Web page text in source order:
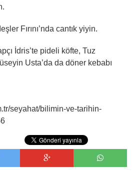
Fırını’nda cantık yiyin.
İdris’te pideli köfte, Tuz
Usta’da da döner kebabı
seyahat/bilimin-ve-tarihin-